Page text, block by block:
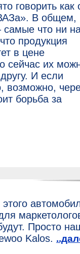
говорить как
В общем,
самые что ни
продукция
в цене
сейчас их
И если
возможно,
борьба за
Просто
Kalos.